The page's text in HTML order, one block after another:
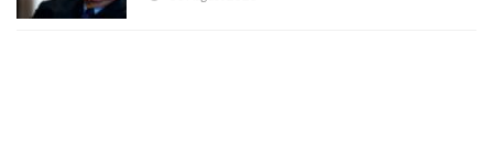
1971. Excanciller Insulza lamentó decisión